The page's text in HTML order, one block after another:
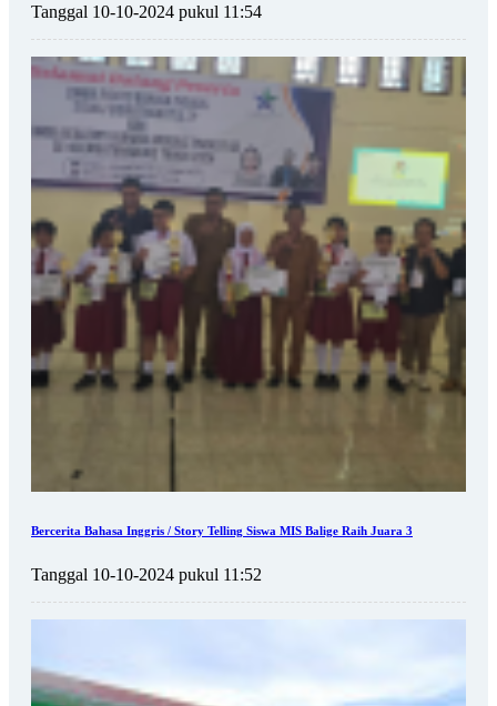
Tanggal 10-10-2024 pukul 11:54
Bercerita Bahasa Inggris / Story Telling Siswa MIS Balige Raih Juara 3
Tanggal 10-10-2024 pukul 11:52